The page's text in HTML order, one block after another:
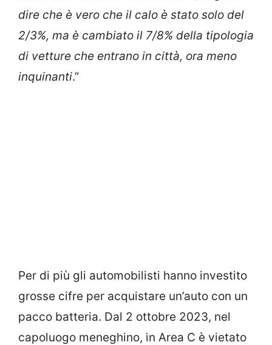
dire che è vero che il calo è stato solo del
2/3%, ma è cambiato il 7/8% della tipologia
di vetture che entrano in città, ora meno
inquinanti.”
Per di più gli automobilisti hanno investito
grosse cifre per acquistare un’auto con un
pacco batteria. Dal 2 ottobre 2023, nel
capoluogo meneghino, in Area C è vietato